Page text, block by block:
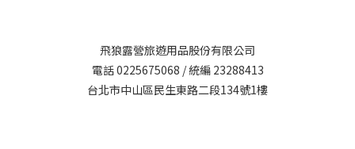
飛狼露營旅遊用品股份有限公司
電話 0225675068 / 統編 23288413
台北市中山區民生東路二段134號1樓